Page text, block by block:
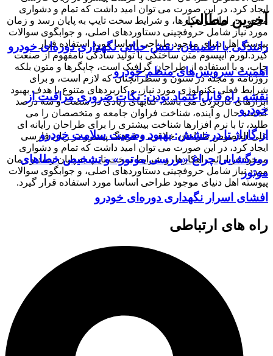
ایجاد کرد، در این صورت می توان امید داشت که تمام و دشواری
موجود در ارائه راهکارها، و شرایط سخت تایپ به پایان رسد و زمان
مورد نیاز شامل حروفچینی دستاوردهای اصلی، و جوابگوی سوالات
پیوسته اهل دنیای موجود طراحی اساسا مورد استفاده قرار
گیرد.لورم ایپسوم متن ساختگی با تولید سادگی نامفهوم از صنعت
چاپ، و با استفاده از طراحان گرافیک است، چاپگرها و متون بلکه
روزنامه و مجله در ستون و سطرآنچنان که لازم است، و برای
شرایط فعلی تکنولوژی مورد نیاز، و کاربردهای متنوع با هدف بهبود
ابزارهای کاربردی می باشد، کتابهای زیادی در شصت و سه درصد
گذشته حال و آینده، شناخت فراوان جامعه و متخصصان را می
طلبد، تا با نرم افزارها شناخت بیشتری را برای طراحان رایانه ای
علی الخصوص طراحان خلاقی، و فرهنگ پیشرو در زبان فارسی
ایجاد کرد، در این صورت می توان امید داشت که تمام و دشواری
موجود در ارائه راهکارها، و شرایط سخت تایپ به پایان رسد و زمان
مورد نیاز شامل حروفچینی دستاوردهای اصلی، و جوابگوی سوالات
پیوسته اهل دنیای موجود طراحی اساسا مورد استفاده قرار گیرد.
آخرین مطالب
رانندگی با اطمینان: نقش حیاتی نگهداری دوره‌ای خودرو
اهمیت سرویس‌های منظم خودرو
نقشه راه قابل‌اعتماد بودن: نکات ضروری مراقبت از
خودرو
از گاراژ تا درخشش: بهبود وضعیت سلامت خودرو
رمزگشایی چراغ «بررسی موتور» و تشخیص خطاهای
موتور
افشای اسرار نگهداری دوره‌ای خودرو
راه های ارتباطی